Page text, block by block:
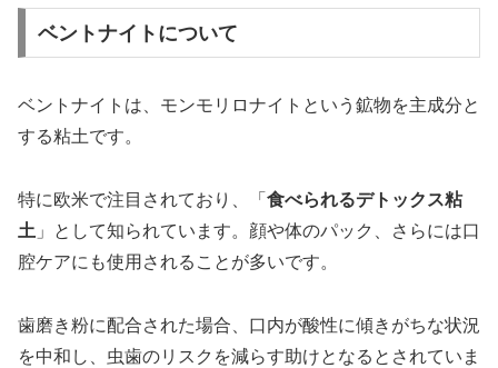
ベントナイトについて
ベントナイトは、モンモリロナイトという鉱物を主成分と
する粘土です。
特に欧米で注目されており、「 食べられるデトックス粘
土 」として知られています。顔や体のパック、さらには口
腔ケアにも使用されることが多いです。
歯磨き粉に配合された場合、口内が酸性に傾きがちな状況
を中和し、虫歯のリスクを減らす助けとなるとされていま